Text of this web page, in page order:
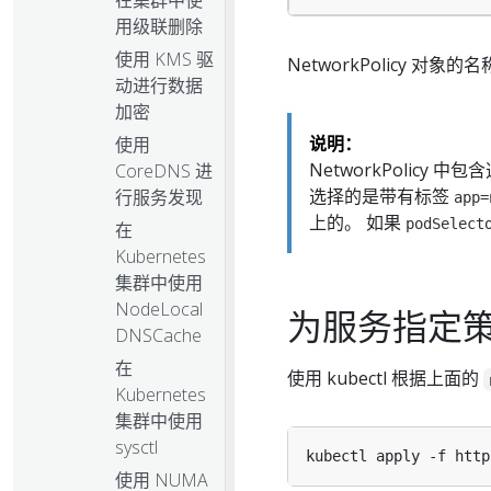
用级联删除
使用 KMS 驱
动进行数据
加密
使用
CoreDNS 进
行服务发现
在
Kubernetes
集群中使用
NodeLocal
DNSCache
在
Kubernetes
集群中使用
sysctl
使用 NUMA
NetworkPolicy 对象的名
说明：
NetworkPolicy 中包
选择的是带有标签
上的。 如果
为服务指定
使用 kubectl 根据上面的